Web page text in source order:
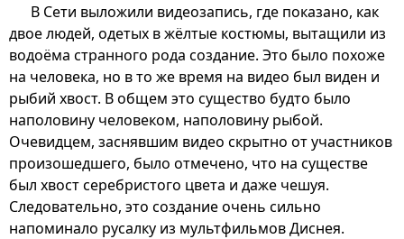
В Сети выложили видеозапись, где показано, как
двое людей, одетых в жёлтые костюмы, вытащили из
водоёма странного рода создание. Это было похоже
на человека, но в то же время на видео был виден и
рыбий хвост. В общем это существо будто было
наполовину человеком, наполовину рыбой.
Очевидцем, заснявшим видео скрытно от участников
произошедшего, было отмечено, что на существе
был хвост серебристого цвета и даже чешуя.
Следовательно, это создание очень сильно
напоминало русалку из мультфильмов Диснея.